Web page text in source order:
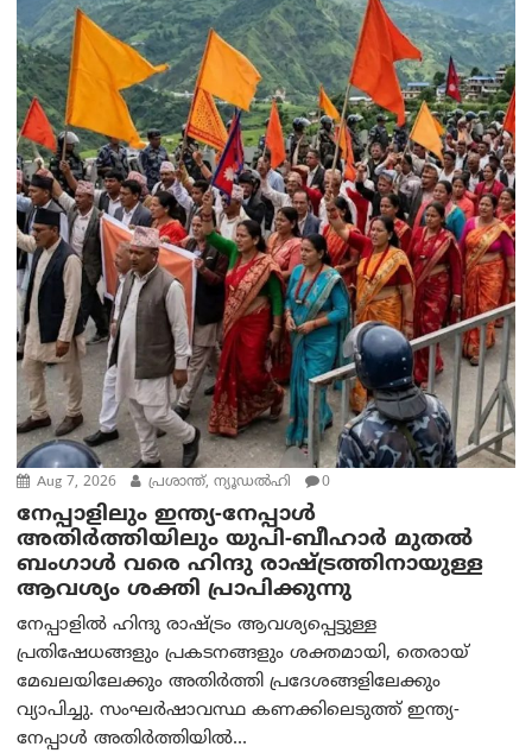
Aug 7, 2026 പ്രശാന്ത്, ന്യൂഡല്‍ഹി 0
നേപ്പാളിലും ഇന്ത്യ-നേപ്പാൾ
അതിർത്തിയിലും യുപി-ബീഹാർ മുതൽ
ബംഗാൾ വരെ ഹിന്ദു രാഷ്ട്രത്തിനായുള്ള
ആവശ്യം ശക്തി പ്രാപിക്കുന്നു
നേപ്പാളിൽ ഹിന്ദു രാഷ്ട്രം ആവശ്യപ്പെട്ടുള്ള
പ്രതിഷേധങ്ങളും പ്രകടനങ്ങളും ശക്തമായി, തെരായ്
മേഖലയിലേക്കും അതിർത്തി പ്രദേശങ്ങളിലേക്കും
വ്യാപിച്ചു. സംഘർഷാവസ്ഥ കണക്കിലെടുത്ത് ഇന്ത്യ-
നേപ്പാൾ അതിർത്തിയിൽ...